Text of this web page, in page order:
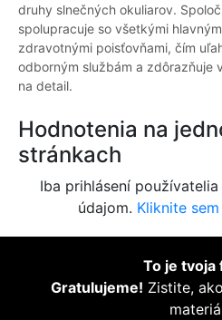
druhy slnečných okuliarov.
spolupracuje so všetkými
zdravotnými poisťovňami, čím
odborným službám a zdôrazňuje
na detail.
Hodnotenia na
stránkach
Iba prihlásení
údajom. Kliknite
To je tvoja
Gratulujeme! Zistite,